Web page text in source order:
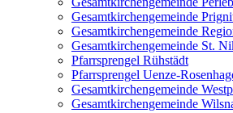
Gesamtkirchengemeinde
Gesamtkirchengemeinde
Gesamtkirchengemeinde St.
Pfarrsprengel Rühstädt
Pfarrsprengel Uenze-
Gesamtkirchengemeinde
Gesamtkirchengemeinde